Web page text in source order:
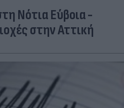
Νότια Εύβοια -
στην Αττική